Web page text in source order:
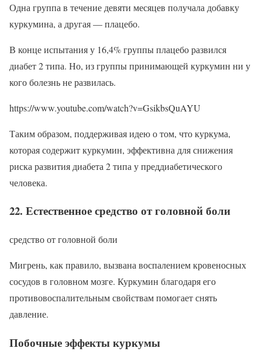
Одна группа в течение девяти месяцев получала добавку
куркумина, а другая — плацебо.
В конце испытания у 16,4% группы плацебо развился
диабет 2 типа. Но, из группы принимающей куркумин ни у
кого болезнь не развилась.
https://www.youtube.com/watch?v=GsikbsQuAYU
Таким образом, поддерживая идею о том, что куркума,
которая содержит куркумин, эффективна для снижения
риска развития диабета 2 типа у преддиабетического
человека.
22. Естественное средство от головной боли
средство от головной боли
Мигрень, как правило, вызвана воспалением кровеносных
сосудов в головном мозге. Куркумин благодаря его
противовоспалительным свойствам помогает снять
давление.
Побочные эффекты куркумы